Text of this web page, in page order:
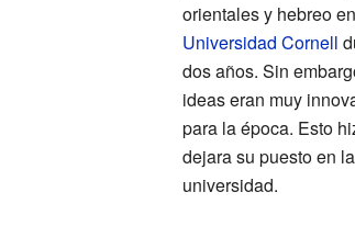
orientales y hebreo
Universidad Cornell
dos años. Sin
ideas eran muy
para la época. Esto
dejara su puesto en la
universidad.